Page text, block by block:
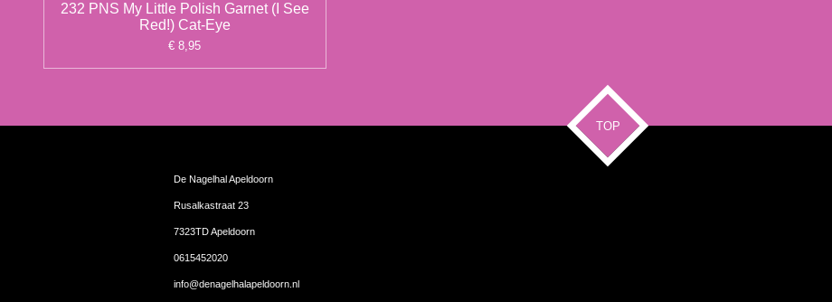
232 PNS My Little Polish Garnet (I See
Red!) Cat-Eye
€ 8,95
TOP
De Nagelhal Apeldoorn
Rusalkastraat 23
7323TD Apeldoorn
0615452020
info@denagelhalapeldoorn.nl